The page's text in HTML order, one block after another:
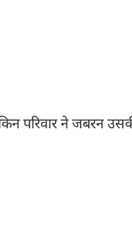
परिवार ने जबरन